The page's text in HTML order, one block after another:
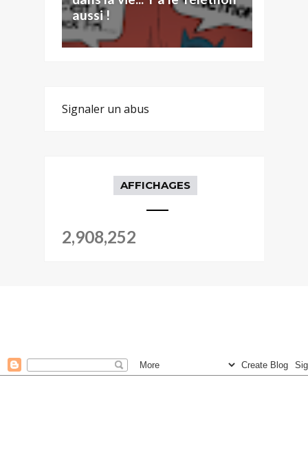
aussi !
Signaler un abus
AFFICHAGES
2,908,252